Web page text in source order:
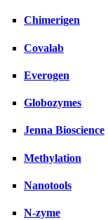
Chimerigen
Covalab
Everogen
Globozymes
Jenna Bioscience
Methylation
Nanotools
N-zyme